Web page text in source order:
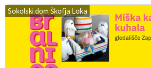
Sokolski dom Škofja Loka